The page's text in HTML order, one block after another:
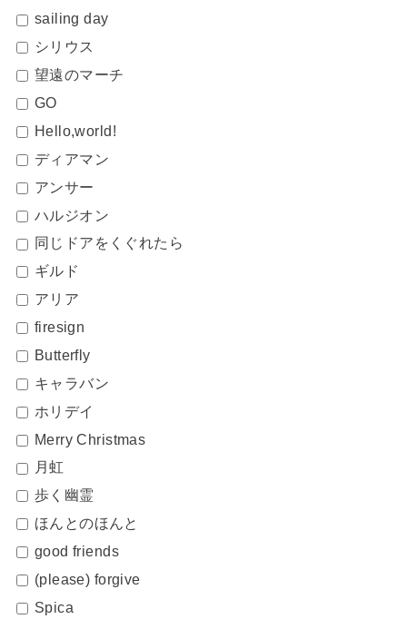
sailing day
シリウス
望遠のマーチ
GO
Hello,world!
ディアマン
アンサー
ハルジオン
同じドアをくぐれたら
ギルド
アリア
firesign
Butterfly
キャラバン
ホリデイ
Merry Christmas
月虹
歩く幽霊
ほんとのほんと
good friends
(please) forgive
Spica